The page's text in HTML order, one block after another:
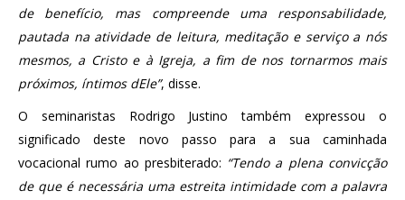
de benefício, mas compreende uma responsabilidade,
pautada na atividade de leitura, meditação e serviço a nós
mesmos, a Cristo e à Igreja, a fim de nos tornarmos mais
próximos, íntimos dEle”, disse.
O seminaristas Rodrigo Justino também expressou o
significado deste novo passo para a sua caminhada
vocacional rumo ao presbiterado: “Tendo a plena convicção
de que é necessária uma estreita intimidade com a palavra